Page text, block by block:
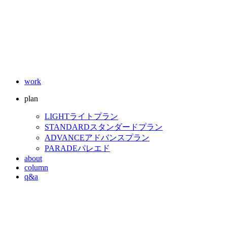
work
plan
LIGHTライトプラン
STANDARDスタンダードプラン
ADVANCEアドバンスプラン
PARADEパレエド
about
column
q&a